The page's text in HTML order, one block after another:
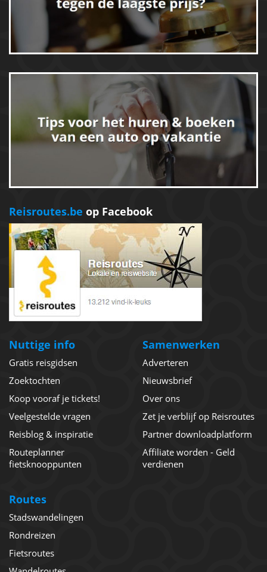
Reisroutes.be op Facebook
Nuttige info
Gratis reisgidsen
Zoektochten
Koop vooraf je tickets!
Veelgestelde vragen
Reisblog & inspiratie
Routeplanner
fietsknooppunten
Samenwerken
Adverteren
Nieuwsbrief
Over ons
Zet je verblijf op Reisroutes
Partner downloadplatform
Affiliate worden - Geld
verdienen
Routes
Stadswandelingen
Rondreizen
Fietsroutes